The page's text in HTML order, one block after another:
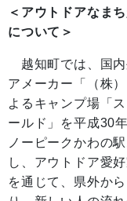
＜アウトドアなま
について＞
越知町では、国内
アメーカー「（株
よるキャンプ場「
ールド」を平成30
ノーピークかわの
し、アウトドア愛
を通じて、県外か